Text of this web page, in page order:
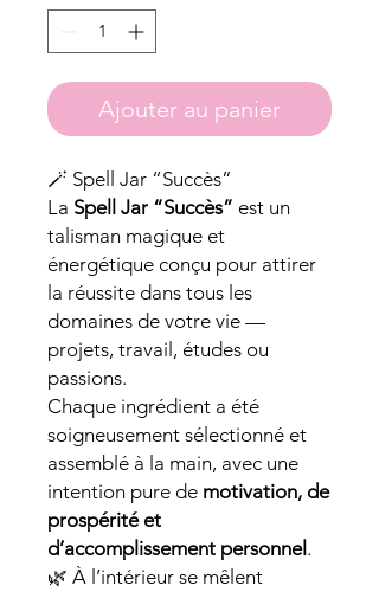
Ajouter au panier
🪄 Spell Jar “Succès”
La Spell Jar “Succès” est un
talisman magique et
énergétique conçu pour attirer
la réussite dans tous les
domaines de votre vie —
projets, travail, études ou
passions.
Chaque ingrédient a été
soigneusement sélectionné et
assemblé à la main, avec une
intention pure de motivation, de
prospérité et
d’accomplissement personnel .
🌿 À l’intérieur se mêlent